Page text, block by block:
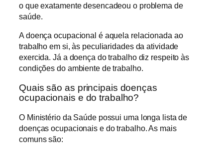
o que exatamente desencadeou o problema de
saúde.
A doença ocupacional é aquela relacionada ao
trabalho em si, às peculiaridades da atividade
exercida. Já a doença do trabalho diz respeito às
condições do ambiente de trabalho.
Quais são as principais doenças
ocupacionais e do trabalho?
O Ministério da Saúde possui uma longa lista de
doenças ocupacionais e do trabalho. As mais
comuns são: